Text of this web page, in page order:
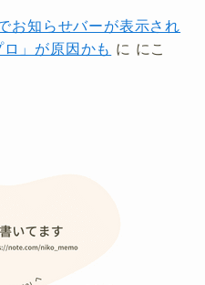
お知らせバーが表示され
」が原因かも に にこ